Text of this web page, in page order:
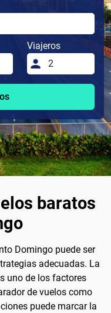
Viajeros
baratos
Domingo puede ser
adecuadas. La
uno de los factores
de vuelos como
puede marcar la